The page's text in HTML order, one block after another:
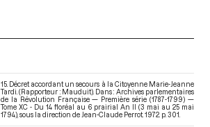
15. Décret accordant un secours à la Citoyenne Marie-Jeanne
Tardi. (Rapporteur : Mauduit). Dans : Archives parlementaires
de la Révolution Française — Première série (1787-1799) —
Tome XC - Du 14 floréal au 6 prairial An II (3 mai au 25 mai
1794) , sous la direction de Jean-Claude Perrot. 1972. p. 301.